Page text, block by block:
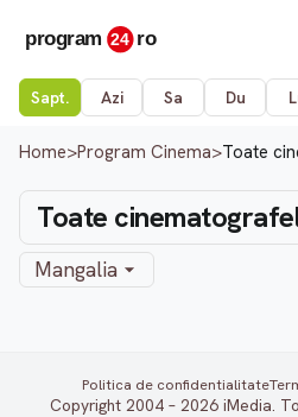
Sapt. Azi Sa Du
Home>Program Cinema>Toate
Toate
Mangalia
Politica de confidentialitate
Copyright 2004 – 2026 iMedia.